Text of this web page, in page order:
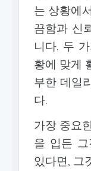
는 상황에
끔함과 신
니다. 두
황에 맞게
부한 데일
다.
가장 중요
을 입든
있다면, 그